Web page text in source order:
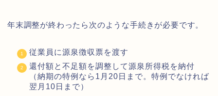
年末調整が終わったら次のような手続きが必要です。
従業員に源泉徴収票を渡す
還付額と不足額を調整して源泉所得税を納付
（納期の特例なら1月20日まで。特例でなければ
翌月10日まで）